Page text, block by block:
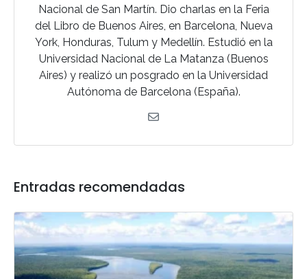
Nacional de San Martín. Dio charlas en la Feria
del Libro de Buenos Aires, en Barcelona, Nueva
York, Honduras, Tulum y Medellín. Estudió en la
Universidad Nacional de La Matanza (Buenos
Aires) y realizó un posgrado en la Universidad
Autónoma de Barcelona (España).
Entradas recomendadas